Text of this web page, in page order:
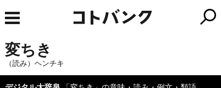
変ちき
（読み）ヘンチキ